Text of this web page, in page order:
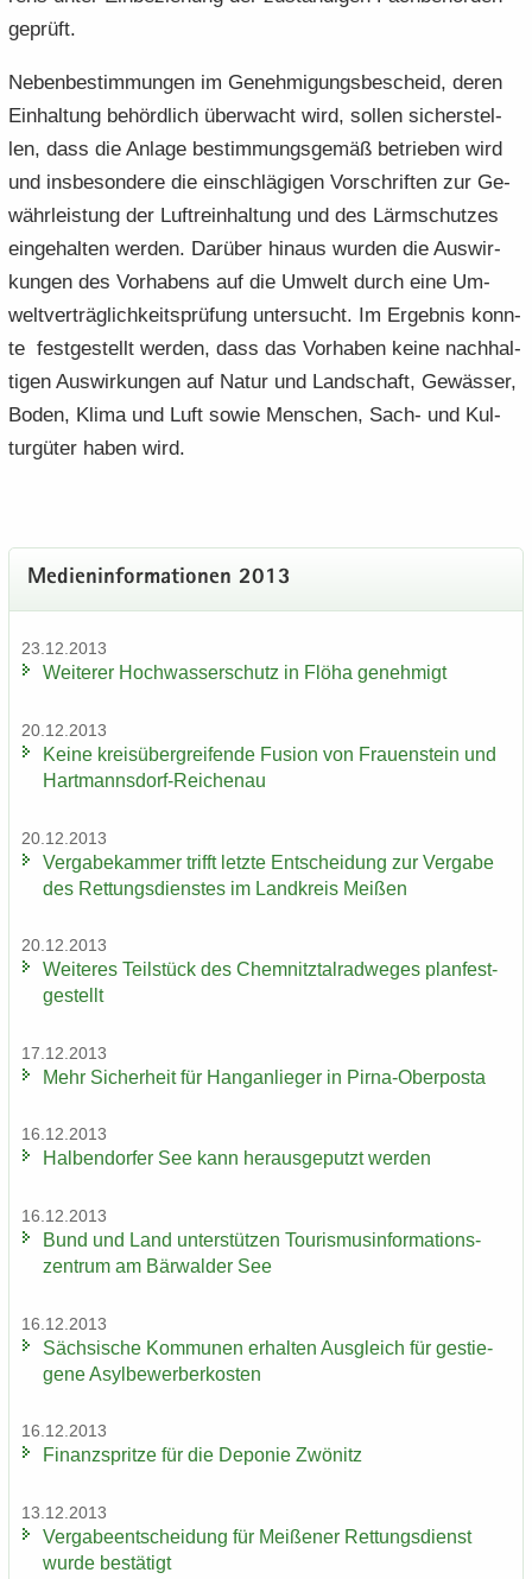
ge­prüft.
Ne­ben­be­stim­mun­gen im Ge­neh­mi­gungs­be­scheid, deren
Ein­hal­tung be­hörd­lich über­wacht wird, sol­len si­cher­stel­
len, dass die An­la­ge be­stim­mungs­ge­mäß be­trie­ben wird
und ins­be­son­de­re die ein­schlä­gi­gen Vor­schrif­ten zur Ge­
währ­leis­tung der Luft­rein­hal­tung und des Lärm­schut­zes
ein­ge­hal­ten wer­den. Dar­über hin­aus wur­den die Aus­wir­
kun­gen des Vor­ha­bens auf die Um­welt durch eine Um­
welt­ver­träg­lich­keits­prü­fung un­ter­sucht. Im Er­geb­nis konn­
te fest­ge­stellt wer­den, dass das Vor­ha­ben keine nach­hal­
ti­gen Aus­wir­kun­gen auf Natur und Land­schaft, Ge­wäs­ser,
Boden, Klima und Luft sowie Men­schen, Sach- und Kul­
tur­gü­ter haben wird.
Me­di­en­in­for­ma­tio­nen 2013
23.12.2013
Wei­te­rer Hoch­was­ser­schutz in Flöha ge­neh­migt
20.12.2013
Keine kreis­über­grei­fen­de Fu­si­on von Frau­en­stein und
Hartmannsdorf-​Reichenau
20.12.2013
Ver­ga­be­kam­mer trifft letz­te Ent­schei­dung zur Ver­ga­be
des Ret­tungs­diens­tes im Land­kreis Mei­ßen
20.12.2013
Wei­te­res Teil­stück des Chem­nitz­tal­rad­we­ges plan­fest­
ge­stellt
17.12.2013
Mehr Si­cher­heit für Hang­an­lie­ger in Pirna-​Oberposta
16.12.2013
Hal­ben­dor­fer See kann her­aus­ge­putzt wer­den
16.12.2013
Bund und Land un­ter­stüt­zen Tou­ris­mus­in­for­ma­ti­ons­
zen­trum am Bär­wal­der See
16.12.2013
Säch­si­sche Kom­mu­nen er­hal­ten Aus­gleich für ge­stie­
ge­ne Asyl­be­wer­ber­kos­ten
16.12.2013
Fi­nanz­sprit­ze für die De­po­nie Zwö­nitz
13.12.2013
Ver­ga­be­ent­schei­dung für Mei­ße­ner Ret­tungs­dienst
wurde be­stä­tigt